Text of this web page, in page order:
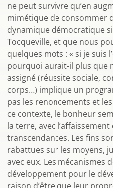
ne peut survivre qu’en
mimétique de consommer
dynamique démocratique
Tocqueville, et que nous
quelques mots : « si je suis
pourquoi aurait-il plus que
assigné (réussite sociale,
corps…) implique un
pas les renoncements et
ce contexte, le bonheur
la terre, avec
transcendances. Les fins
rabattues sur les moyens,
avec eux. Les mécanismes
développement pour le
raison d’être que leur